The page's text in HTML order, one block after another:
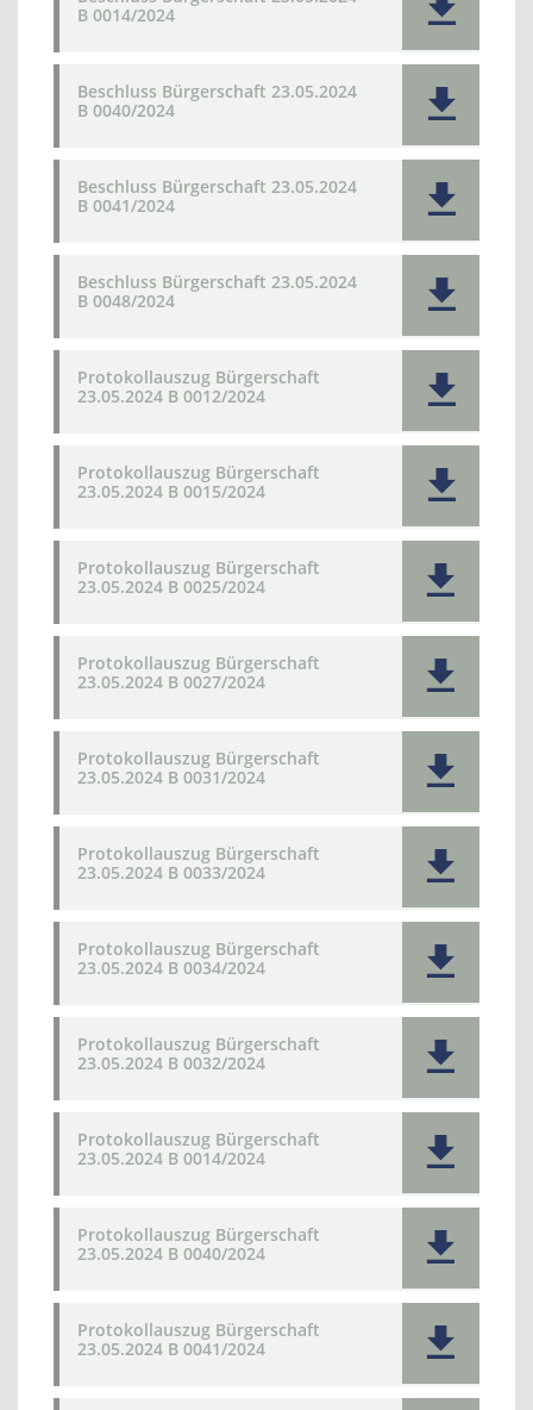
B 0014/2024
Beschluss Bürgerschaft 23.05.2024
B 0040/2024
Beschluss Bürgerschaft 23.05.2024
B 0041/2024
Beschluss Bürgerschaft 23.05.2024
B 0048/2024
Protokollauszug Bürgerschaft
23.05.2024 B 0012/2024
Protokollauszug Bürgerschaft
23.05.2024 B 0015/2024
Protokollauszug Bürgerschaft
23.05.2024 B 0025/2024
Protokollauszug Bürgerschaft
23.05.2024 B 0027/2024
Protokollauszug Bürgerschaft
23.05.2024 B 0031/2024
Protokollauszug Bürgerschaft
23.05.2024 B 0033/2024
Protokollauszug Bürgerschaft
23.05.2024 B 0034/2024
Protokollauszug Bürgerschaft
23.05.2024 B 0032/2024
Protokollauszug Bürgerschaft
23.05.2024 B 0014/2024
Protokollauszug Bürgerschaft
23.05.2024 B 0040/2024
Protokollauszug Bürgerschaft
23.05.2024 B 0041/2024